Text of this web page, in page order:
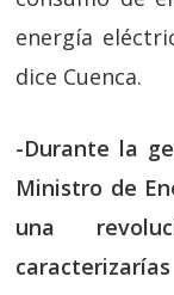
energía
dice Cuenca.
-Durante la
Ministro de
una